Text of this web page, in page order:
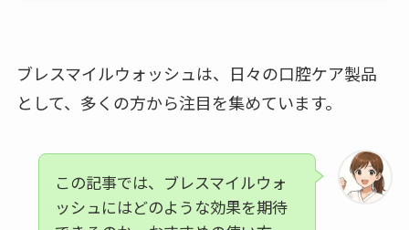
ブレスマイルウォッシュは、日々の口腔ケア製品
として、多くの方から注目を集めています。
この記事では、ブレスマイルウォ
ッシュにはどのような効果を期待